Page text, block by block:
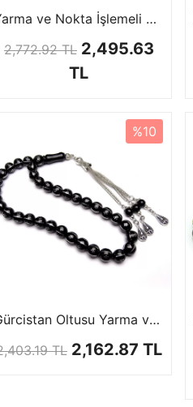
Yarma ve Nokta İşlemeli Gürcistan Oltusu
2,772.92 TL 2,495.63
TL
%10
Gürcistan Oltusu Yarma ve Nokta İşleme
TL 2,162.87 TL